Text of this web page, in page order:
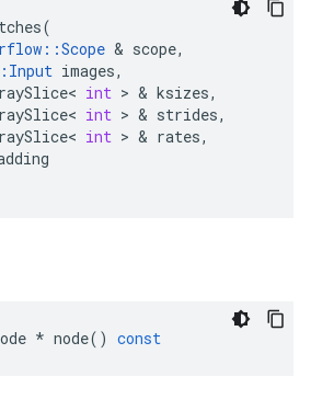
(
::Scope & scope,
Input images,
< int > & ksizes,
< int > & strides,
< int > & rates,
* node() const